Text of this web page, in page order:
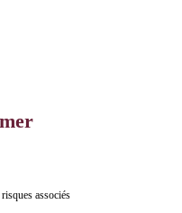
associés